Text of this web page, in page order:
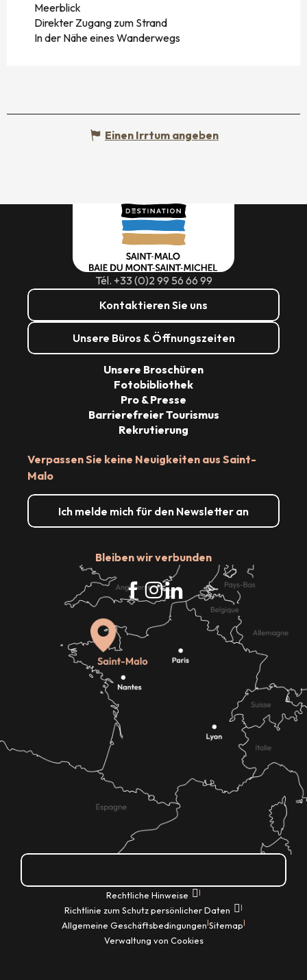
Meerblick
Direkter Zugang zum Strand
In der Nähe eines Wanderwegs
Einen Irrtum angeben
Tél. +33 (0)2 99 56 66 99
Kontaktieren Sie uns
Unsere Büros & Öffnungszeiten
Verpassen Sie keine Neuigkeiten aus Saint-
Malo
Ich melde mich für den Newsletter an
Bleiben wir verbunden
Unsere Broschüren
Fotobibliothek
Pro & Presse
Barrierefreier Tourismus
Rekrutierung
Rechtliche Hinweise |
Richtlinie zum Schutz persönlicher Daten |
Allgemeine Geschäftsbedingungen|Sitemap|
Verwaltung von Cookies